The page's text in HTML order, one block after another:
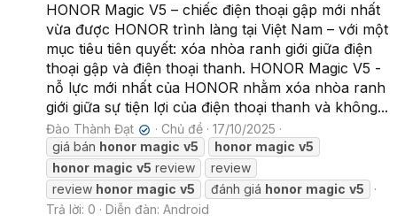
HONOR Magic V5 – chiếc điện thoại gập mới nhất
vừa được HONOR trình làng tại Việt Nam – với một
mục tiêu tiên quyết: xóa nhòa ranh giới giữa điện
thoại gập và điện thoại thanh. HONOR Magic V5 -
nỗ lực mới nhất của HONOR nhằm xóa nhòa ranh
giới giữa sự tiện lợi của điện thoại thanh và không...
Đào Thành Đạt ✔ Chủ đề
17/10/2025
giá bán honor magic v5 honor magic v5
honor magic v5 review
review
review honor magic v5 đánh giá honor magic v5
Trả lời: 0
Diễn đàn: Android